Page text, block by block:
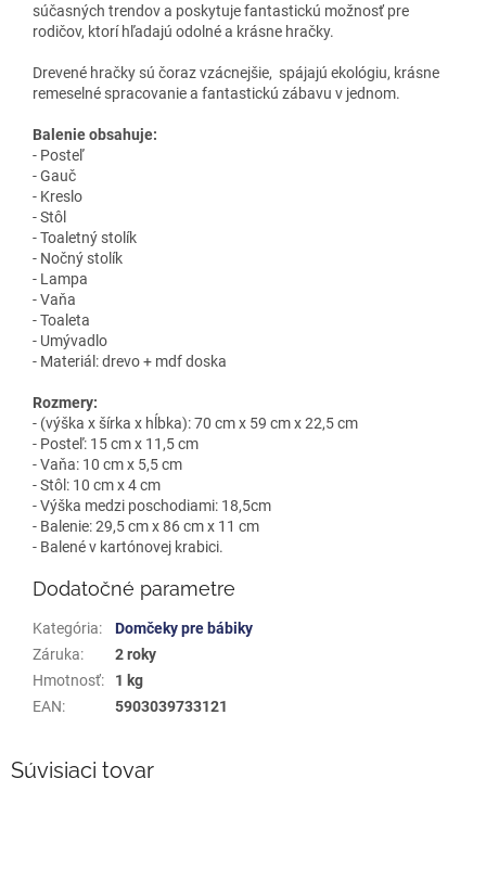
súčasných trendov a poskytuje fantastickú možnosť pre
rodičov, ktorí hľadajú odolné a krásne hračky.
Drevené hračky sú čoraz vzácnejšie, spájajú ekológiu, krásne
remeselné spracovanie a fantastickú zábavu v jednom.
Balenie obsahuje:
- Posteľ
- Gauč
- Kreslo
- Stôl
- Toaletný stolík
- Nočný stolík
- Lampa
- Vaňa
- Toaleta
- Umývadlo
- Materiál: drevo + mdf doska
Rozmery:
- (výška x šírka x hĺbka): 70 cm x 59 cm x 22,5 cm
- Posteľ: 15 cm x 11,5 cm
- Vaňa: 10 cm x 5,5 cm
- Stôl: 10 cm x 4 cm
- Výška medzi poschodiami: 18,5cm
- Balenie: 29,5 cm x 86 cm x 11 cm
- Balené v kartónovej krabici.
Dodatočné parametre
Kategória:
Domčeky pre bábiky
Záruka:
2 roky
Hmotnosť:
1 kg
EAN: 5903039733121
Súvisiaci tovar